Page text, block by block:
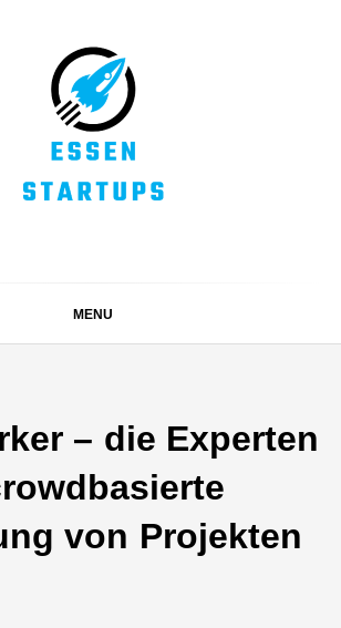
MENU
– die Experten
von Projekten